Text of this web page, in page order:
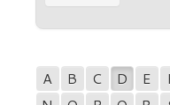
A B C D E